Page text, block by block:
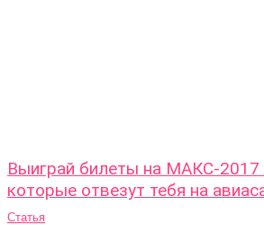
Выиграй билеты на МАКС-2017
которые отвезут тебя на
Статья